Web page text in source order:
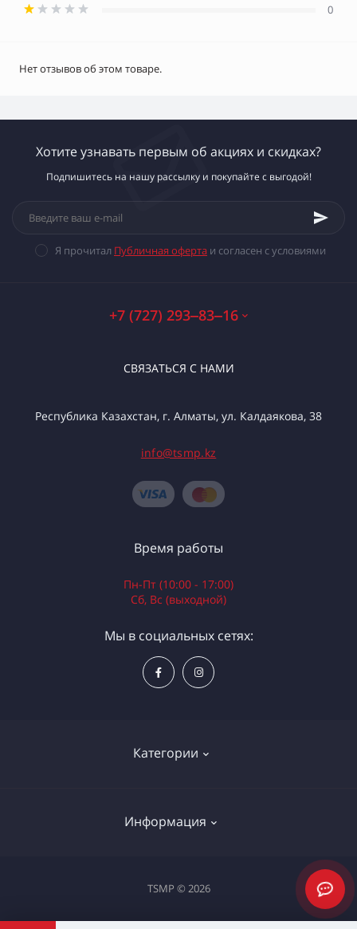
0
Нет отзывов об этом товаре.
Хотите узнавать первым об акциях и скидках?
Подпишитесь на нашу рассылку и покупайте с выгодой!
Я прочитал Публичная оферта и согласен с условиями
+7 (727) 293‒83‒16
СВЯЗАТЬСЯ С НАМИ
Республика Казахстан, г. Алматы, ул. Калдаякова, 38
info@tsmp.kz
Категории
Электроинструменты
Информация
Доставка и оплата
Время работы
Пн-Пт (10:00 - 17:00)
Сб, Вс (выходной)
Мы в социальных сетях:
TSMP © 2026